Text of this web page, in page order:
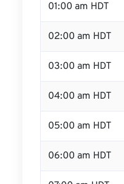
01:00 am HDT
02:00 am HDT
03:00 am HDT
04:00 am HDT
05:00 am HDT
06:00 am HDT